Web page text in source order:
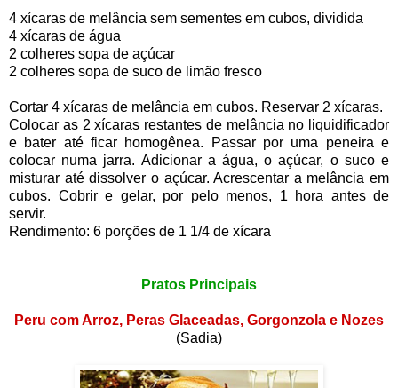
4 xícaras de melância sem sementes em cubos, dividida
4 xícaras de água
2 colheres sopa de açúcar
2 colheres sopa de suco de limão fresco
Cortar 4 xícaras de melância em cubos. Reservar 2 xícaras.
Colocar as 2 xícaras restantes de melância no liquidificador
e bater até ficar homogênea. Passar por uma peneira e
colocar numa jarra. Adicionar a água, o açúcar, o suco e
misturar até dissolver o açúcar. Acrescentar a melância em
cubos. Cobrir e gelar, por pelo menos, 1 hora antes de
servir.
Rendimento: 6 porções de 1 1/4 de xícara
Pratos Principais
Peru com Arroz, Peras Glaceadas, Gorgonzola e Nozes
(Sadia)